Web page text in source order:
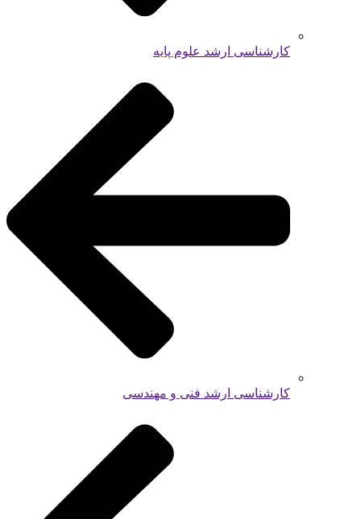
کارشناسی ارشد علوم پایه
کارشناسی ارشد فنی و مهندسی